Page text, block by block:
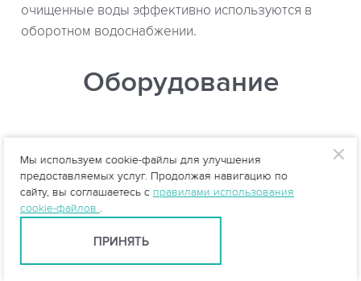
очищенные воды эффективно используются в
оборотном водоснабжении.
Оборудование
Мы используем cookie-файлы для улучшения
предоставляемых услуг. Продолжая навигацию по
сайту, вы соглашаетесь с правилами использования
cookie-файлов .
ПРИНЯТЬ